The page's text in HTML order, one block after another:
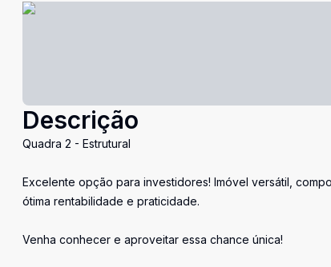
Descrição
Quadra 2 - Estrutural
Excelente opção para investidores! Imóvel versátil,
ótima rentabilidade e praticidade.
Venha conhecer e aproveitar essa chance única!